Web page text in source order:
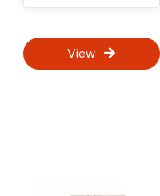
View